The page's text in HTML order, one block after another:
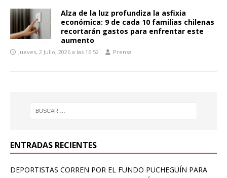
Alza de la luz profundiza la asfixia
económica: 9 de cada 10 familias chilenas
recortarán gastos para enfrentar este
aumento
Jueves, 2 Julio, 2026 a las 16:52 Prensa
ENTRADAS RECIENTES
DEPORTISTAS CORREN POR EL FUNDO PUCHEGÜÍN PARA